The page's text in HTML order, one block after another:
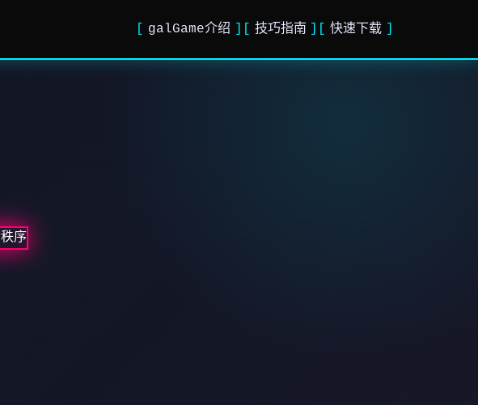
galGame介绍 技巧指南 快速下载